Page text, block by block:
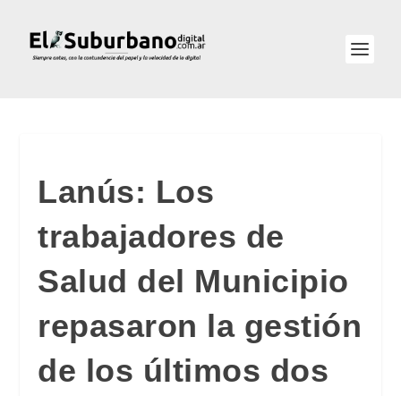
Lanús: Los
trabajadores de
Salud del Municipio
repasaron la gestión
de los últimos dos